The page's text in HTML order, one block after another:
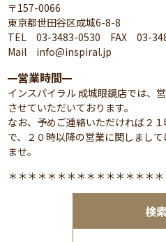
検索
〒157-0066
東京都世田谷区成城6-8-8
TEL 03-3483-0530 FAX 03-
Mail info@inspiral.jp
━営業時間━
インスパイラル 成城眼鏡店では、
させていただいております。
なお、予めご連絡いただければ２
で、２０時以降の営業に関しまし
ませ。
＊＊＊＊＊＊＊＊＊＊＊＊＊＊＊